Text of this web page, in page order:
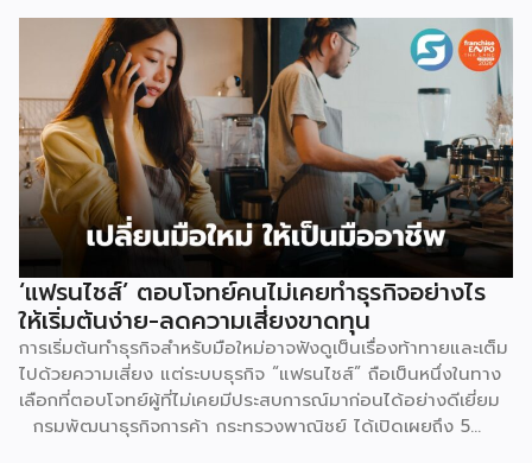
เช่น ร้านที่เป็นแบรนด์ขนาดใหญ่ จะมีเรตสูงสุด 19.26% ในหมวด
แฟชั่น และ FMCG, ร้าน Non-Mall ทั่วไป สูงสุด 17.12% เป็นต้น
โดยตัวเลขเหล่านี้รวม VAT 7% แล้ว และยังไม่นับค่าธรรมเนียม
อื่นที่เก็บซ้อนอยู่ เช่น ค่าธรรมเนียมการชำระเงิน (เริ่มต้น 3.21%)
และค่าธรรมเนียมโครงสร้างพื้นฐาน 1.07 บาทต่อออร์เดอร์
(สำหรับร้านที่มียอดขายเกิน 100 ออร์เดอร์ต่อเดือน) ลอง
คำนวณดู หากเป็นร้าน Non-Mall ขายเสื้อยืดตัวละ 100 บาท ค่า
ส่ง 25 บาท เมื่อหักค่าธรรมเนียมการขาย […]
‘แฟรนไชส์’ ตอบโจทย์คนไม่เคยทำธุรกิจอย่างไร
ให้เริ่มต้นง่าย-ลดความเสี่ยงขาดทุน
การเริ่มต้นทำธุรกิจสำหรับมือใหม่อาจฟังดูเป็นเรื่องท้าทายและเต็ม
ไปด้วยความเสี่ยง แต่ระบบธุรกิจ “แฟรนไชส์” ถือเป็นหนึ่งในทาง
เลือกที่ตอบโจทย์ผู้ที่ไม่เคยมีประสบการณ์มาก่อนได้อย่างดีเยี่ยม
กรมพัฒนาธุรกิจการค้า กระทรวงพาณิชย์ ได้เปิดเผยถึง 5